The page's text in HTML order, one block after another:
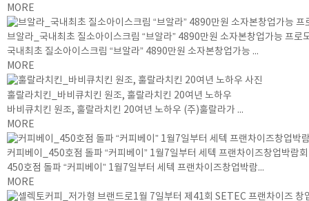
MORE
브알라_국내최초 질소아이스크림 “브알라” 4890만원 소자본창업가능 프로
국내최초 질소아이스크림 “브알라” 4890만원 소자본창업가능 ...
MORE
훌랄라치킨_바비큐치킨 원조, 훌랄라치킨 20여년 노하우
바비큐치킨 원조, 훌랄라치킨 20여년 노하우 (주)훌랄라가 ...
MORE
커피베이_450호점 돌파 “커피베이” 1월7일부터 세텍 프랜차이즈창업박람
450호점 돌파 “커피베이” 1월7일부터 세텍 프랜차이즈창업박람...
MORE